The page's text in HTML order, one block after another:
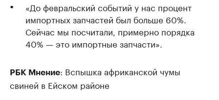
«До февральский событий у нас процент
импортных запчастей был больше 60%.
Сейчас мы посчитали, примерно порядка
40% — это импортные запчасти».
РБК Мнение: Вспышка африканской чумы
свиней в Ейском районе